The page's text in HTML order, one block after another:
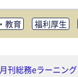
教育 福利厚生
マネジメント・BCP
月刊総務eラーニング